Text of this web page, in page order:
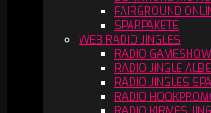
FAIRGROUND
SPARPAKETE
WEB RADIO JINGLES
RADIO
RADIO JINGLE
RADIO JINGLES
RADIO